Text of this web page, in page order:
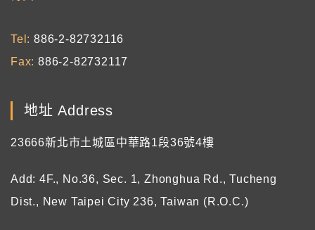
Tel
886-2-82732116
Fax 886-2-82732117
地址 Address
23666新北市土城區中華路1段36號4樓
Add: 4F., No.36, Sec. 1, Zhonghua Rd., Tucheng
Dist., New Taipei City 236, Taiwan (R.O.C.)